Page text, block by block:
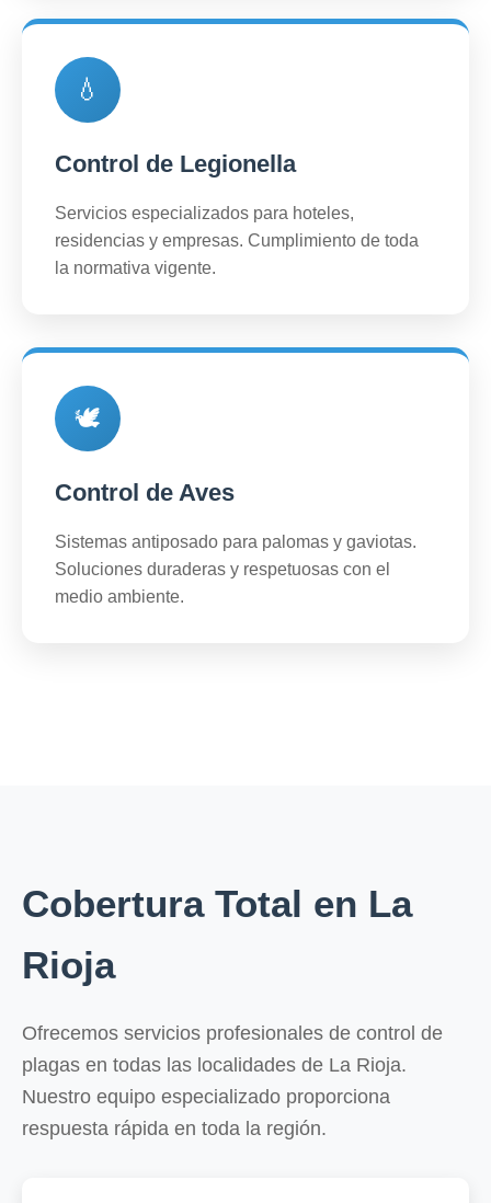
💧
Control de Legionella
Servicios especializados para hoteles,
residencias y empresas. Cumplimiento de toda
la normativa vigente.
🕊️
Control de Aves
Sistemas antiposado para palomas y gaviotas.
Soluciones duraderas y respetuosas con el
medio ambiente.
Cobertura Total en La
Rioja
Ofrecemos servicios profesionales de control de
plagas en todas las localidades de La Rioja.
Nuestro equipo especializado proporciona
respuesta rápida en toda la región.